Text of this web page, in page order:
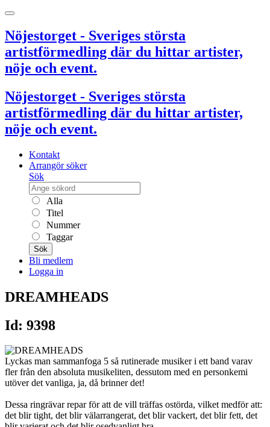
Nöjestorget - Sveriges största
artistförmedling där du hittar artister,
nöje och event.
Nöjestorget - Sveriges största
artistförmedling där du hittar artister,
nöje och event.
Kontakt
Arrangör söker
Sök
Alla
Titel
Nummer
Taggar
Sök
Bli medlem
Logga in
DREAMHEADS
Id: 9398
Lyckas man sammanfoga 5 så rutinerade musiker i ett band varav
fler från den absoluta musikeliten, dessutom med en personkemi
utöver det vanliga, ja, då brinner det!
Dessa ringrävar repar för att de vill träffas ostörda, vilket medför att:
det blir tight, det blir välarrangerat, det blir vackert, det blir fett, det